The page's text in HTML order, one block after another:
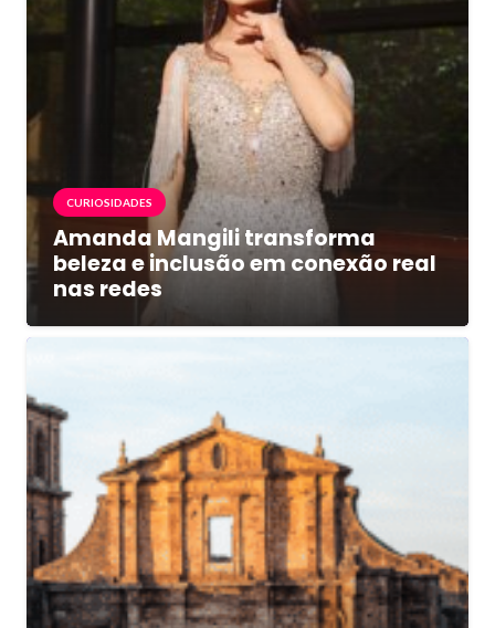
CURIOSIDADES
Amanda Mangili transforma
beleza e inclusão em conexão real
nas redes